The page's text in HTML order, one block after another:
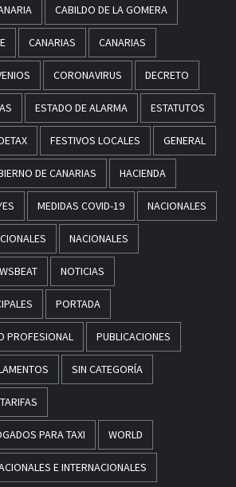
CABILDO DE LA GOMERA
CANARIAS CANARIAS
CORONAVIRUS DECRETO
ESTADO DE ALARMA ESTATUTOS
FESTIVOS LOCALES GENERAL
DE CANARIAS HACIENDA
MEDIDAS COVID-19 NACIONALES
NACIONALES
NOTICIAS
PORTADA
PROFESIONAL PUBLICACIONES
SIN CATEGORÍA
TARIFAS
PARA TAXI WORLD
E INTERNACIONALES